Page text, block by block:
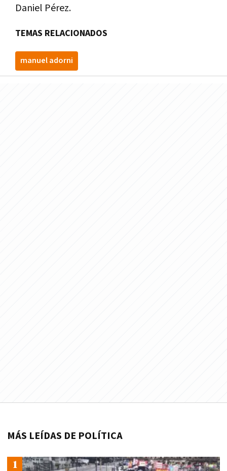
Daniel Pérez.
TEMAS RELACIONADOS
manuel adorni
MÁS LEÍDAS DE POLÍTICA